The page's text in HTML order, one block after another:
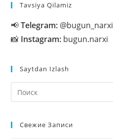
Tavsiya Qilamiz
📢Telegram: @bugun_narxi
📸 Instagram: bugun.narxi
Saytdan Izlash
Свежие Записи